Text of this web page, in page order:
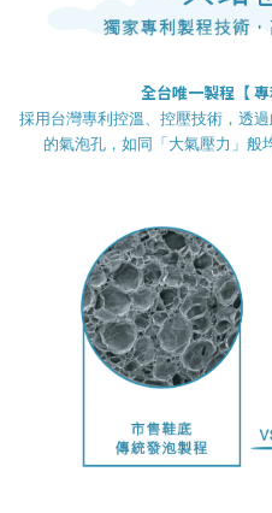
全台唯一製程 【
採用台灣專利控溫、控壓技術，透
的氣泡孔，如同「大氣壓力」般